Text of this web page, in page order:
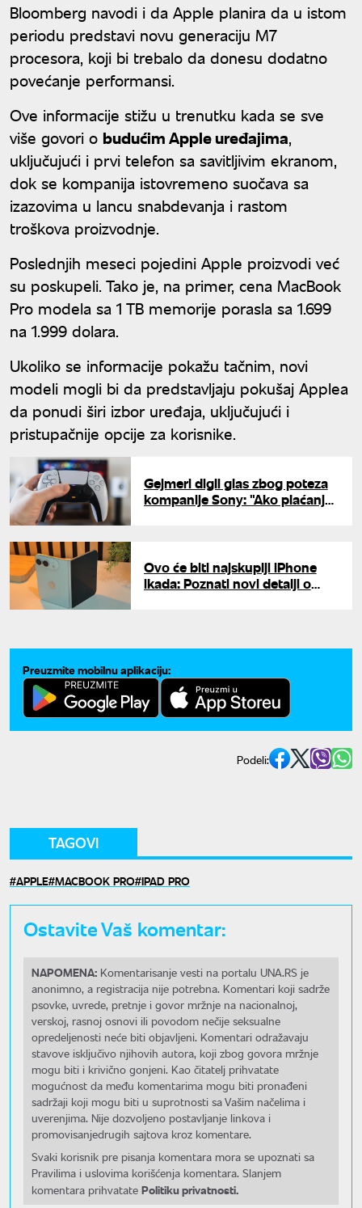
Bloomberg navodi i da Apple planira da u istom
periodu predstavi novu generaciju M7
procesora, koji bi trebalo da donesu dodatno
povećanje performansi.
Ove informacije stižu u trenutku kada se sve
više govori o budućim Apple uređajima,
uključujući i prvi telefon sa savitljivim ekranom,
dok se kompanija istovremeno suočava sa
izazovima u lancu snabdevanja i rastom
troškova proizvodnje.
Poslednjih meseci pojedini Apple proizvodi već
su poskupeli. Tako je, na primer, cena MacBook
Pro modela sa 1 TB memorije porasla sa 1.699
na 1.999 dolara.
Ukoliko se informacije pokažu tačnim, novi
modeli mogli bi da predstavljaju pokušaj Applea
da ponudi širi izbor uređaja, uključujući i
pristupačnije opcije za korisnike.
Gejmeri digli glas zbog poteza
kompanije Sony: "Ako plaćanje
Ovo će biti najskuplji iPhone
ikada: Poznati novi detalji o
Preuzmite mobilnu aplikaciju:
Podeli:
TAGOVI
APPLE MACBOOK PRO IPAD PRO
Ostavite Vaš komentar:
NAPOMENA: Komentarisanje vesti na portalu UNA.RS je
anonimno, a registracija nije potrebna. Komentari koji sadrže
psovke, uvrede, pretnje i govor mržnje na nacionalnoj,
verskoj, rasnoj osnovi ili povodom nečije seksualne
opredeljenosti neće biti objavljeni. Komentari odražavaju
stavove isključivo njihovih autora, koji zbog govora mržnje
mogu biti i krivično gonjeni. Kao čitatelj prihvatate
mogućnost da među komentarima mogu biti pronađeni
sadržaji koji mogu biti u suprotnosti sa Vašim načelima i
uverenjima. Nije dozvoljeno postavljanje linkova i
promovisanjedrugih sajtova kroz komentare.
Svaki korisnik pre pisanja komentara mora se upoznati sa
Pravilima i uslovima korišćenja komentara. Slanjem
komentara prihvatate Politiku privatnosti.